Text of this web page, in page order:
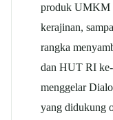
produk UMKM
kerajinan,
rangka
dan HUT RI
menggelar
yang didukung